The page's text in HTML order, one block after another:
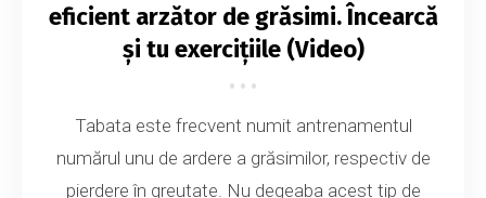
eficient arzător de grăsimi. Încearcă
și tu exercițiile (Video)
Tabata este frecvent numit antrenamentul
numărul unu de ardere a grăsimilor, respectiv de
pierdere în greutate. Nu degeaba acest tip de